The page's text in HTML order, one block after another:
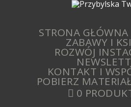
STRONA GŁÓWNA
ZABAWY I
ROZWÓJ
KONTAKT I
POBIERZ
0